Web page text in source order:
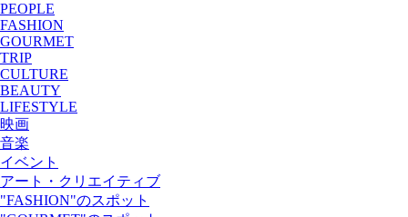
PEOPLE
FASHION
GOURMET
TRIP
CULTURE
BEAUTY
LIFESTYLE
映画
音楽
イベント
アート・クリエイティブ
"FASHION"のスポット